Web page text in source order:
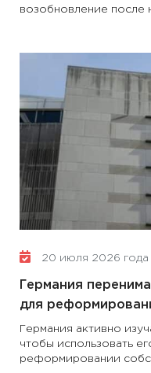
возобновление после
20 июля 2026 года
Германия
для
Германия активно
чтобы использовать
реформировании